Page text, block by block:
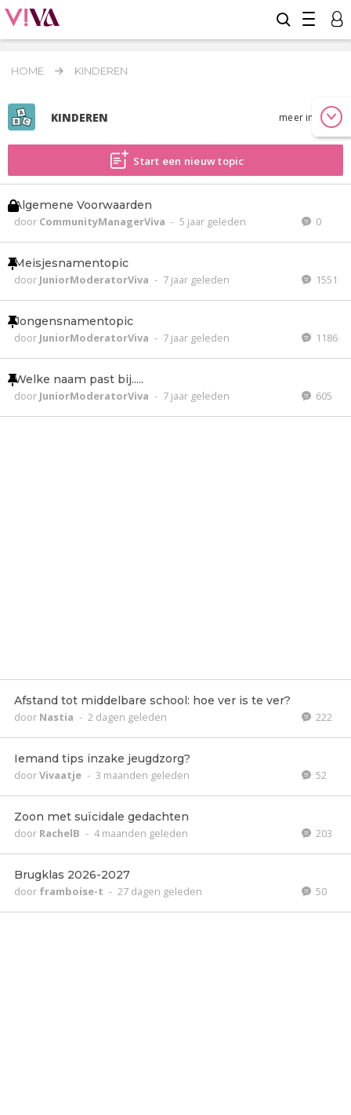
HOME KINDEREN
KINDEREN meer info
Start een nieuw topic
Algemene Voorwaarden
door CommunityManagerViva - 5 jaar geleden 0
Meisjesnamentopic
door JuniorModeratorViva - 7 jaar geleden 1551
Jongensnamentopic
door JuniorModeratorViva - 7 jaar geleden 1186
Welke naam past bij.....
door JuniorModeratorViva - 7 jaar geleden 605
Afstand tot middelbare school: hoe ver is te ver?
door Nastia - 2 dagen geleden 222
Iemand tips inzake jeugdzorg?
doorVivaatje - 3 maanden geleden 52
Zoon met suïcidale gedachten
door RachelB - 4 maanden geleden 203
Brugklas 2026-2027
door framboise-t - 27 dagen geleden 50